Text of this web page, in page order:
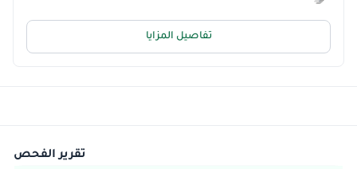
تفاصيل المزايا
تقرير الفحص